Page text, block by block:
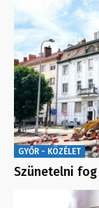
GYŐR - KÖZÉLET
Szünetelni